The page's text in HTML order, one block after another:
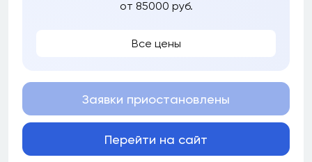
от 85000 руб.
Все цены
Заявки приостановлены
Перейти на сайт